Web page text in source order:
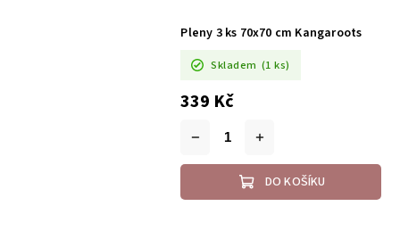
Pleny 3 ks 70x70 cm Kangaroots
Skladem (1 ks)
339 Kč
DO KOŠÍKU